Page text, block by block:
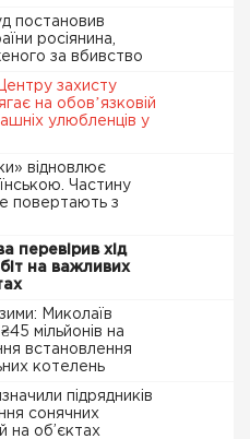
постановив
росіянина,
за вбивство
захисту
на обовʼязковій
улюбленців у
відновлює
Частину
повертають з
перевірив хід
на важливих
Миколаїв
мільйонів на
встановлення
котелень
підрядників
сонячних
на об’єктах